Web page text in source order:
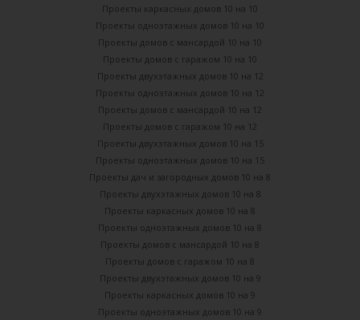
Проекты каркасных домов 10 на 10
Проекты одноэтажных домов 10 на 10
Проекты домов с мансардой 10 на 10
Проекты домов с гаражом 10 на 10
Проекты двухэтажных домов 10 на 12
Проекты одноэтажных домов 10 на 12
Проекты домов с мансардой 10 на 12
Проекты домов с гаражом 10 на 12
Проекты двухэтажных домов 10 на 15
Проекты одноэтажных домов 10 на 15
Проекты дач и загородных домов 10 на 8
Проекты двухэтажных домов 10 на 8
Проекты каркасных домов 10 на 8
Проекты одноэтажных домов 10 на 8
Проекты домов с мансардой 10 на 8
Проекты домов с гаражом 10 на 8
Проекты двухэтажных домов 10 на 9
Проекты каркасных домов 10 на 9
Проекты одноэтажных домов 10 на 9